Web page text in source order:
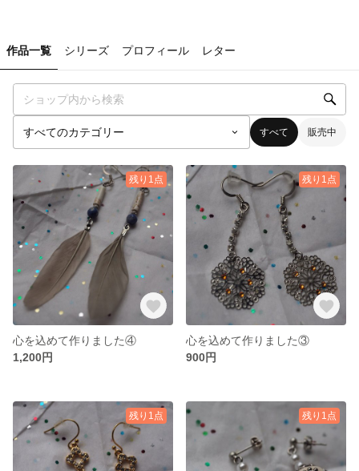
作品一覧 シリーズ プロフィール レター
すべて 販売中
残り1点
心を込めて作りました④
1,200円
残り1点
心を込めて作りました③
900円
残り1点 残り1点